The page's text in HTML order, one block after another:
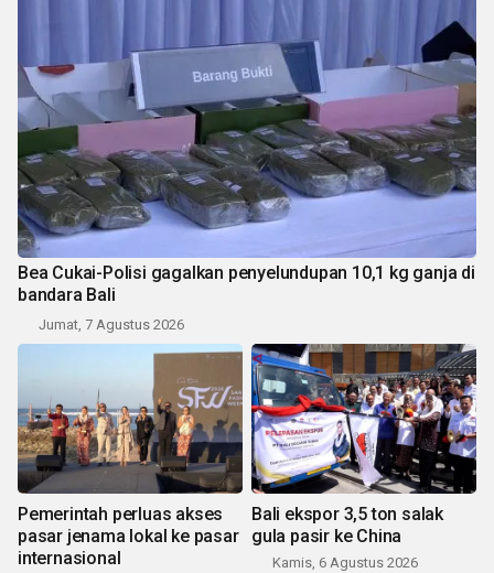
Bea Cukai-Polisi gagalkan penyelundupan 10,1 kg ganja di
bandara Bali
Jumat, 7 Agustus 2026
Pemerintah perluas akses
pasar jenama lokal ke pasar
internasional
Bali ekspor 3,5 ton salak
gula pasir ke China
Kamis, 6 Agustus 2026